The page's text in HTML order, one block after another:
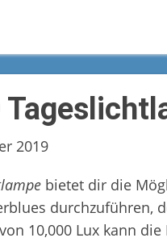
2019
bietet dir die
durchzuführen,
10,000 Lux kann